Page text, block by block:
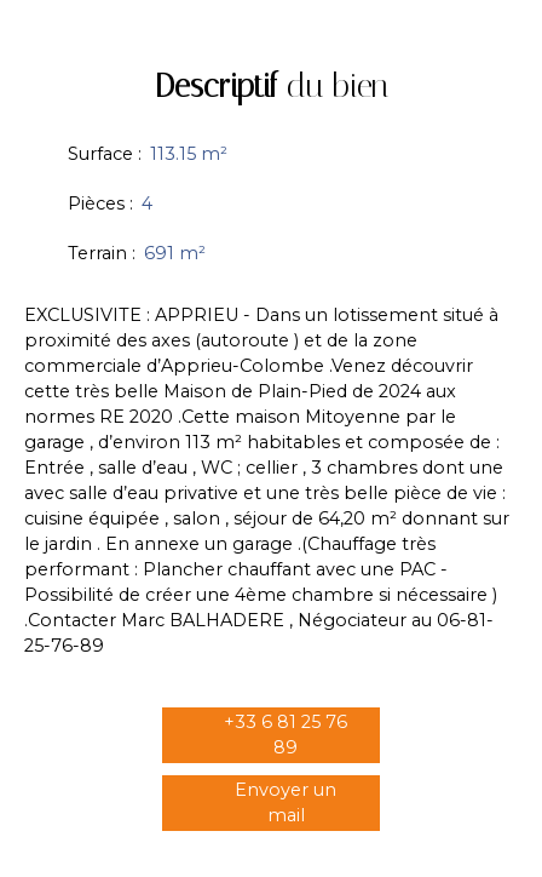
Descriptifdu bien
Surface : 113.15 m²
Pièces : 4
Terrain : 691 m²
EXCLUSIVITE : APPRIEU - Dans un lotissement situé à
proximité des axes (autoroute ) et de la zone
commerciale d’Apprieu-Colombe .Venez découvrir
cette très belle Maison de Plain-Pied de 2024 aux
normes RE 2020 .Cette maison Mitoyenne par le
garage , d’environ 113 m² habitables et composée de :
Entrée , salle d’eau , WC ; cellier , 3 chambres dont une
avec salle d’eau privative et une très belle pièce de vie :
cuisine équipée , salon , séjour de 64,20 m² donnant sur
le jardin . En annexe un garage .(Chauffage très
performant : Plancher chauffant avec une PAC -
Possibilité de créer une 4ème chambre si nécessaire )
.Contacter Marc BALHADERE , Négociateur au 06-81-
25-76-89
+33 6 81 25 76
89
Envoyer un
mail